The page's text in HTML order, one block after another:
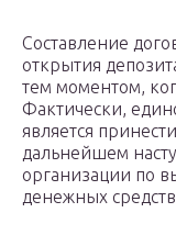
Составление
открытия
тем моментом,
Фактически,
является
дальнейшем
организации по
денежных